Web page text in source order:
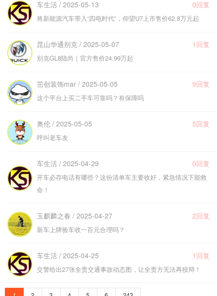
车生活 / 2025-05-13 0回复
将新能源汽车带入“四电时代”，仰望U7上市售价62.8万元起
昆山华通别克 / 2025-05-07 1回复
别克GL8陆尚｜官方售价24.99万起
茁创装饰mar / 2025-05-05 9回复
这个平台上买二手车可靠吗？有保障吗
奥伦 / 2025-05-05 5回复
呼叫老车友
车生活 / 2025-04-29 0回复
开车必存电话有哪些？这份清单车主要收好，紧急情况下能救
命！
玉麒麟之春 / 2025-04-27 2回复
新车上牌验车收一百元合理吗？
车生活 / 2025-04-25 1回复
交警给出27张全责交通事故动态图，让全责方无法再狡辩！